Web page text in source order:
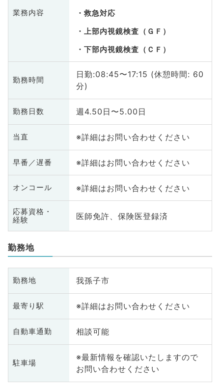
業務内容 救急対応
上部内視鏡検査（ＧＦ）
下部内視鏡検査（ＣＦ）
勤務時間
日勤:08:45〜17:15 (休憩時間: 60
分)
勤務日数 週4.50日〜5.00日
当直 ※詳細はお問い合わせください
早番／遅番 ※詳細はお問い合わせください
オンコール ※詳細はお問い合わせください
応募資格・
経験
医師免許、保険医登録済
勤務地
勤務地 我孫子市
最寄り駅 ※詳細はお問い合わせください
自動車通勤 相談可能
駐車場
※最新情報を確認いたしますので
お問い合わせください